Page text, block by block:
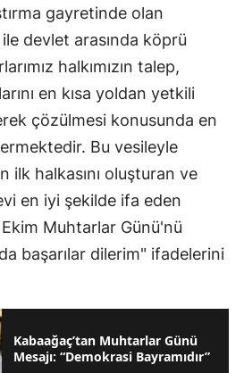
gayretinde olan
devlet arasında köprü
halkımızın talep,
en kısa yoldan yetkili
çözülmesi konusunda en
Bu vesileyle
ilk halkasını oluşturan ve
en iyi şekilde ifa eden
Ekim Muhtarlar Günü'nü
başarılar dilerim" ifadelerini
Kabaağaç’tan Muhtarlar Günü
Mesajı: “Demokrasi Bayramıdır”